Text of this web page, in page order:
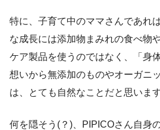
特に、子育て中のママさんであれ
な成長には添加物まみれの食べ物
ケア製品を使うのではなく、「身
想いから無添加のものやオーガニ
は、とても自然なことだと思います
何を隠そう(？)、PIPICOさん自身